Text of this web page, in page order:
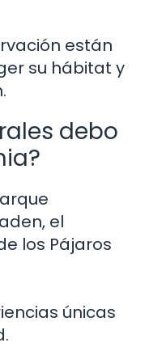
están
su hábitat y
debo
el
los Pájaros
únicas